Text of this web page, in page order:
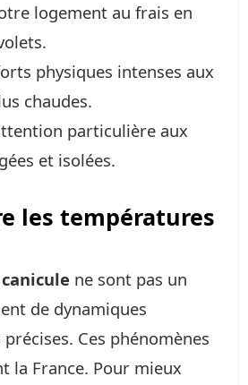
logement au frais en
physiques intenses aux
chaudes.
particulière aux
et isolées.
les températures
canicule ne sont pas un
de dynamiques
Ces phénomènes
la France. Pour mieux